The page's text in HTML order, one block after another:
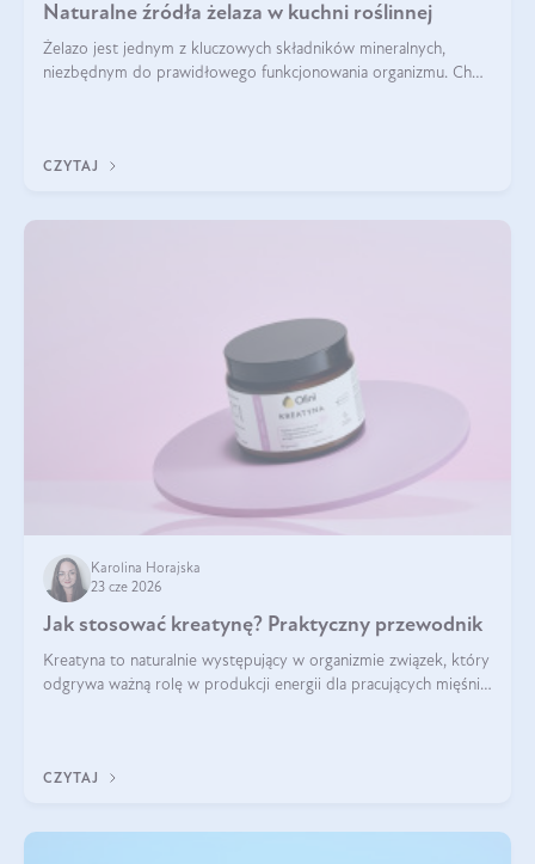
Naturalne źródła żelaza w kuchni roślinnej
Żelazo jest jednym z kluczowych składników mineralnych,
niezbędnym do prawidłowego funkcjonowania organizmu. Choć
CZYTAJ
Karolina Horajska
23 cze 2026
Jak stosować kreatynę? Praktyczny przewodnik
Kreatyna to naturalnie występujący w organizmie związek, który
odgrywa ważną rolę w produkcji energii dla pracujących mięśni.
CZYTAJ